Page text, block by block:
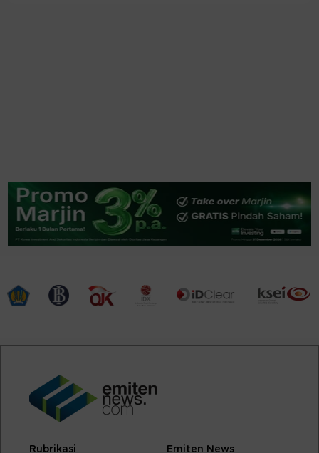
Rubrikasi Emiten News